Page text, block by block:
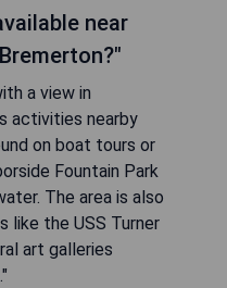
near
a view in
activities nearby
on boat tours or
Fountain Park
The area is also
like the USS Turner
art galleries